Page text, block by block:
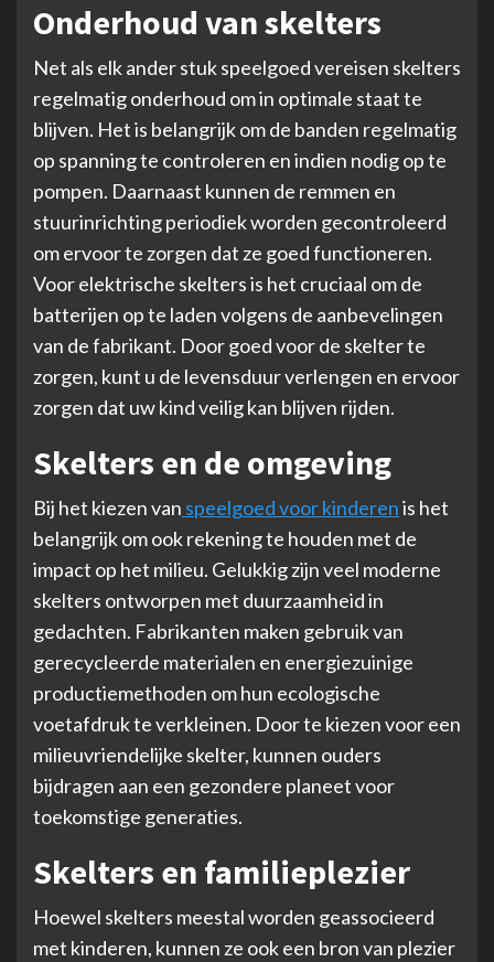
Onderhoud van skelters
Net als elk ander stuk speelgoed vereisen skelters
regelmatig onderhoud om in optimale staat te
blijven. Het is belangrijk om de banden regelmatig
op spanning te controleren en indien nodig op te
pompen. Daarnaast kunnen de remmen en
stuurinrichting periodiek worden gecontroleerd
om ervoor te zorgen dat ze goed functioneren.
Voor elektrische skelters is het cruciaal om de
batterijen op te laden volgens de aanbevelingen
van de fabrikant. Door goed voor de skelter te
zorgen, kunt u de levensduur verlengen en ervoor
zorgen dat uw kind veilig kan blijven rijden.
Skelters en de omgeving
Bij het kiezen van speelgoed voor kinderenis het
belangrijk om ook rekening te houden met de
impact op het milieu. Gelukkig zijn veel moderne
skelters ontworpen met duurzaamheid in
gedachten. Fabrikanten maken gebruik van
gerecycleerde materialen en energiezuinige
productiemethoden om hun ecologische
voetafdruk te verkleinen. Door te kiezen voor een
milieuvriendelijke skelter, kunnen ouders
bijdragen aan een gezondere planeet voor
toekomstige generaties.
Skelters en familieplezier
Hoewel skelters meestal worden geassocieerd
met kinderen, kunnen ze ook een bron van plezier